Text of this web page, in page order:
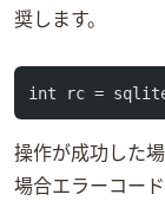
奨します。
int rc =
操作が成功した場合
場合エラーコー